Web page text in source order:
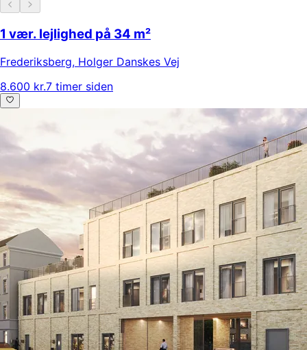
1 vær. lejlighed på 34 m²
Frederiksberg, Holger Danskes Vej
8.600 kr.7 timer siden